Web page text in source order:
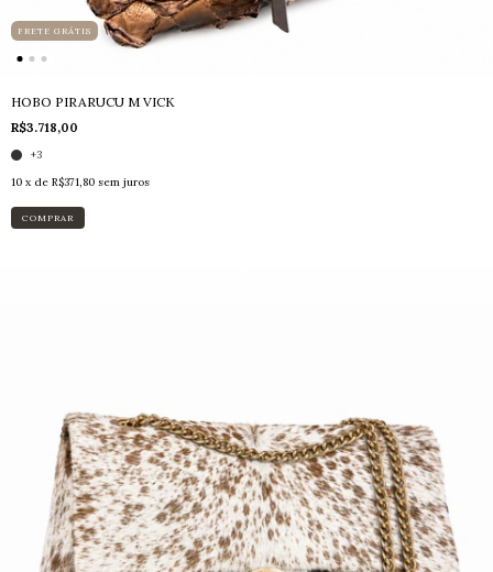
FRETE GRÁTIS
HOBO PIRARUCU M VICK
R$3.718,00
+3
10 x de R$371,80 sem juros
COMPRAR